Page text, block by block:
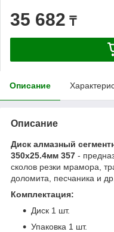
35 682 ₸
Описание
Описание
Диск алмазный
350х25.4мм 357 -
сколов резки мрамора,
доломита, песчаника и
Комплектация:
Диск 1 шт.
Упаковка 1 шт.